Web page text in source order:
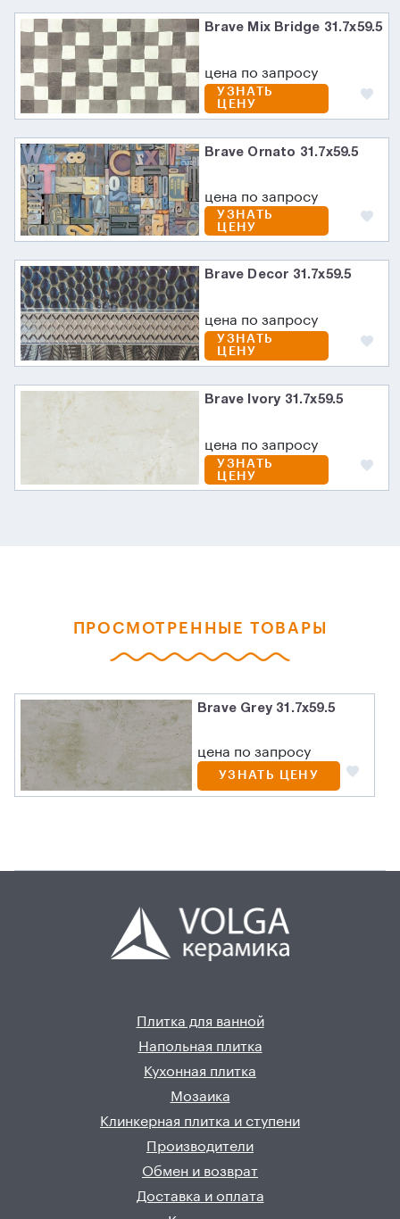
Brave Mix Bridge 31.7x59.5
цена по запросу
УЗНАТЬ
ЦЕНУ
Brave Ornato 31.7x59.5
цена по запросу
УЗНАТЬ
ЦЕНУ
Brave Decor 31.7x59.5
цена по запросу
УЗНАТЬ
ЦЕНУ
Brave Ivory 31.7x59.5
цена по запросу
УЗНАТЬ
ЦЕНУ
ПРОСМОТРЕННЫЕ ТОВАРЫ
Brave Grey 31.7x59.5
цена по запросу
УЗНАТЬ ЦЕНУ
Плитка для ванной
Напольная плитка
Кухонная плитка
Мозаика
Клинкерная плитка и ступени
Производители
Обмен и возврат
Доставка и оплата